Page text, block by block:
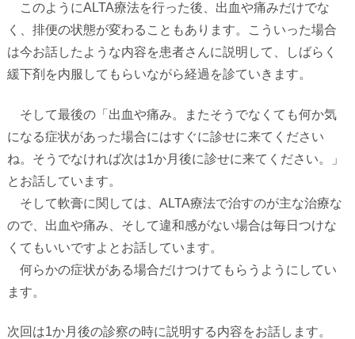
このようにALTA療法を行った後、出血や痛みだけでな
く、排便の状態が変わることもあります。こういった場合
は今お話したような内容を患者さんに説明して、しばらく
緩下剤を内服してもらいながら経過を診ていきます。
そして最後の「出血や痛み。またそうでなくても何か気
になる症状があった場合にはすぐに診せに来てください
ね。そうでなければ次は1か月後に診せに来てください。」
とお話しています。
そして軟膏に関しては、 ALTA療法で治すのが主な治療な
ので、出血や痛み、そして違和感がない場合は毎日つけな
くてもいいですよとお話しています。
何らかの症状がある場合だけつけてもらうようにしてい
ます。
次回は1か月後の診察の時に説明する内容をお話します。